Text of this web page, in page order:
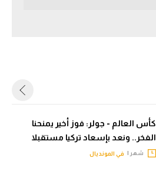
كأس العالم - جولر: فوز أخير يمنحنا
الفخر.. ونعد بإسعاد تركيا مستقبلا
شهر | في المونديال